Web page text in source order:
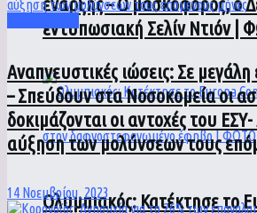
εντυπωσιακή Σελίν Ντιόν |
Ολυμπιακός: Κατέκτησε το
Αναπνευστικές ιώσεις: Σε
– Σπεύδουν στα Νοσοκομεία οι
δοκιμάζονται οι αντοχές του
αύξηση των μολύνσεων τους
14 Νοεμβρίου, 2023